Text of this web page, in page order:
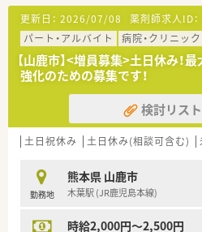
更新日： 2026/07/08 薬剤師求人ID：
パート・アルバイト
病院・クリニック
【山鹿市】<増員募集>土日休み！
強化のための募集です！
検討リス
土日祝休み 土日休み(相談可含む)
勤務地
熊本県 山鹿市
木葉駅 (JR鹿児島本線)
時給2,000円～2,500円